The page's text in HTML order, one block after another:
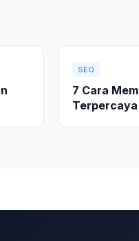
SEO
7 Cara